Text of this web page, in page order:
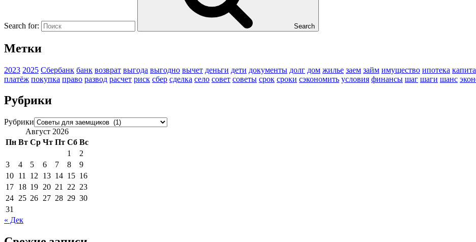
Search for: Search
Метки
2023 2025 Сбербанк банк возврат выгода выгодно вычет деньги дети документы долг дом жилье заем займ имущество ипотека
платёж покупка право развод расчет риск сбер сделка село совет советы срок сроки сэкономить условия финансы шаг шаги шанс
Рубрики
Рубрики
Август 2026
Пн Вт Ср Чт Пт Сб Вс
1
2
3
4 5 6 7 8
9
10 11 12 13 14 15 16
17 18 19 20 21 22 23
24 25 26 27 28 29 30
31
« Дек